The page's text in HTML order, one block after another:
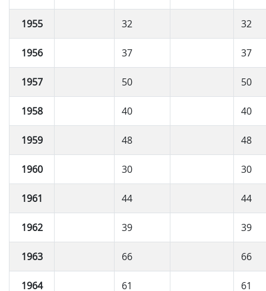
1955 32 32
1956 37 37
1957 50 50
1958 40 40
1959 48 48
1960 30 30
1961 44 44
1962 39 39
1963 66 66
1964 61 61